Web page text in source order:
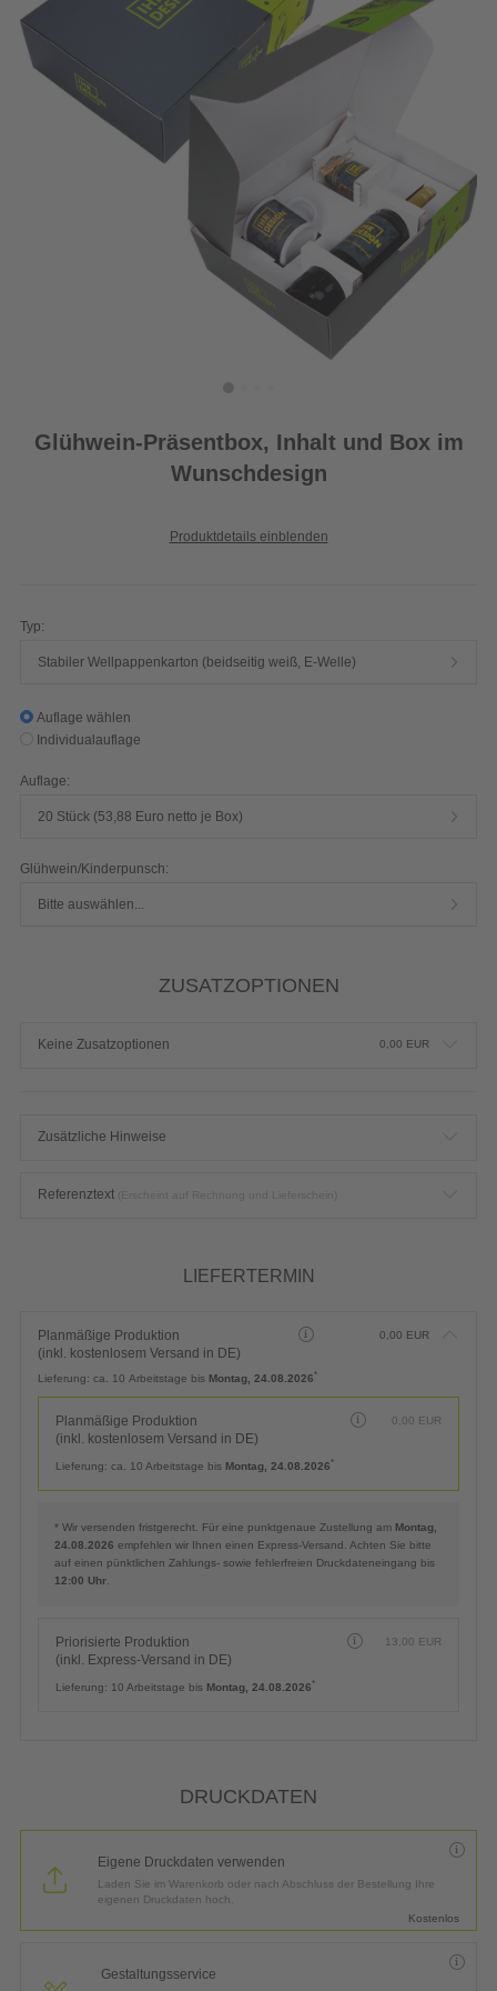
Glühwein-Präsentbox, Inhalt und Box im
Wunschdesign
Produktdetails einblenden
Typ:
Stabiler Wellpappenkarton (beidseitig weiß, E-Welle)
Auflage wählen
Individualauflage
Auflage:
20 Stück (53,88 Euro netto je Box)
Glühwein/Kinderpunsch:
Bitte auswählen...
ZUSATZOPTIONEN
Keine Zusatzoptionen 0,00 EUR
Zusätzliche Hinweise
Referenztext
LIEFERTERMIN
Planmäßige Produktion
(inkl. kostenlosem Versand in DE)
0,00 EUR
Lieferung: ca. 10 Arbeitstage bis Montag, 24.08.2026*
Planmäßige Produktion
(inkl. kostenlosem Versand in DE)
0,00 EUR
Lieferung: ca. 10 Arbeitstage bis Montag, 24.08.2026*
* Wir versenden fristgerecht. Für eine punktgenaue Zustellung am Montag,
24.08.2026 empfehlen wir Ihnen einen Express-Versand. Achten Sie bitte
auf einen pünktlichen Zahlungs- sowie fehlerfreien Druckdateneingang bis
12:00 Uhr
Priorisierte Produktion
(inkl. Express-Versand in DE)
13,00 EUR
Lieferung: 10 Arbeitstage bis Montag, 24.08.2026*
DRUCKDATEN
Eigene Druckdaten verwenden
Laden Sie im Warenkorb oder nach Abschluss der Bestellung Ihre
eigenen Druckdaten hoch.
Kostenlos
Gestaltungsservice